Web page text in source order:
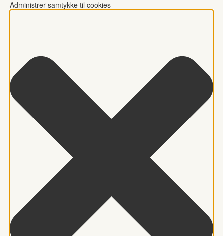
Administrer samtykke til cookies